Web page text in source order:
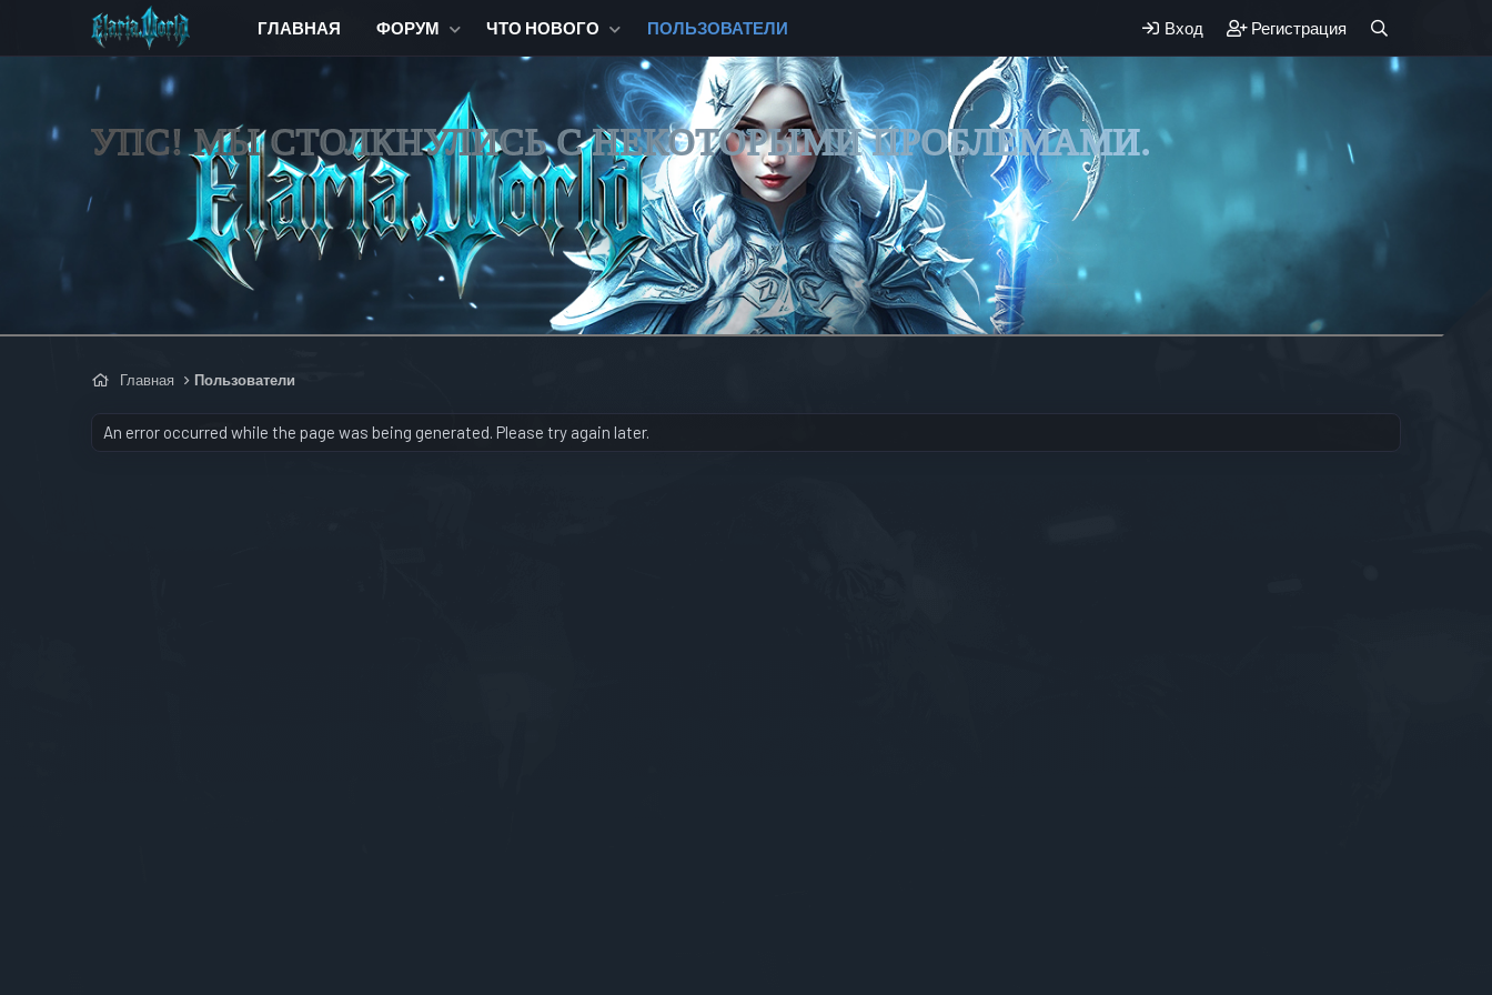
ГЛАВНАЯ ФОРУМ ЧТО НОВОГО ПОЛЬЗОВАТЕЛИ Вход Регистрация
УПС! МЫ СТОЛКНУЛИСЬ С НЕКОТОРЫМИ ПРОБЛЕМАМИ.
Главная Пользователи
An error occurred while the page was being generated. Please try again later.